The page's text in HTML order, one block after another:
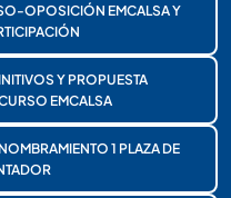
OPOSICIÓN EMCALSA Y
Y PROPUESTA
EMCALSA
1 PLAZA DE